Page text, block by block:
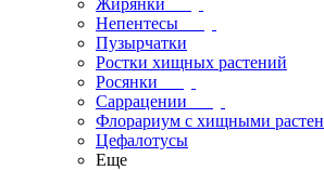
Жирянки
Непентесы
Пузырчатки
Ростки хищных растений
Росянки
Саррацении
Флорариум с хищными
Цефалотусы
Еще